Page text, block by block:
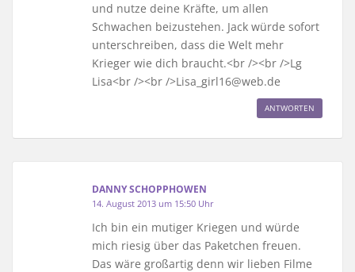
und nutze deine Kräfte, um allen
Schwachen beizustehen. Jack würde sofort
unterschreiben, dass die Welt mehr
Krieger wie dich braucht.<br /><br />Lg
Lisa<br /><br />Lisa_girl16@web.de
ANTWORTEN
DANNY SCHOPPHOWEN
14. August 2013 um 15:50 Uhr
Ich bin ein mutiger Kriegen und würde
mich riesig über das Paketchen freuen.
Das wäre großartig denn wir lieben Filme